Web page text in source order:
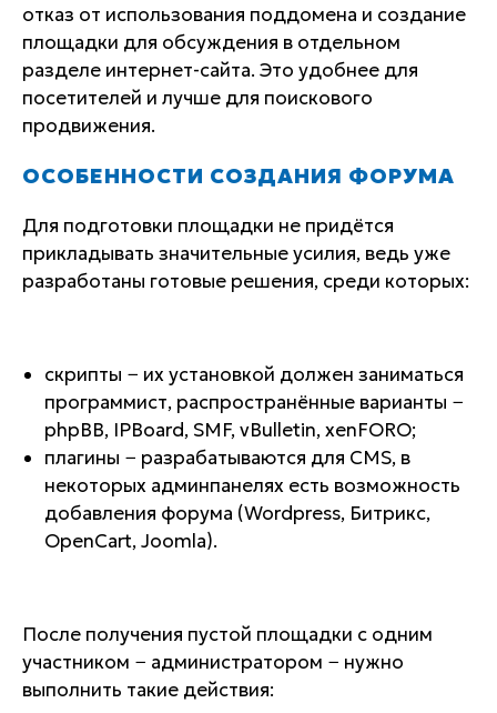
отказ от использования поддомена и создание
площадки для обсуждения в отдельном
разделе интернет-сайта. Это удобнее для
посетителей и лучше для поискового
продвижения.
ОСОБЕННОСТИ СОЗДАНИЯ ФОРУМА
Для подготовки площадки не придётся
прикладывать значительные усилия, ведь уже
разработаны готовые решения, среди которых:
скрипты − их установкой должен заниматься
программист, распространённые варианты −
phpBB, IPBoard, SMF, vBulletin, xenFORO;
плагины − разрабатываются для CMS, в
некоторых админпанелях есть возможность
добавления форума (Wordpress, Битрикс,
OpenCart, Joomla).
После получения пустой площадки с одним
участником − администратором − нужно
выполнить такие действия: